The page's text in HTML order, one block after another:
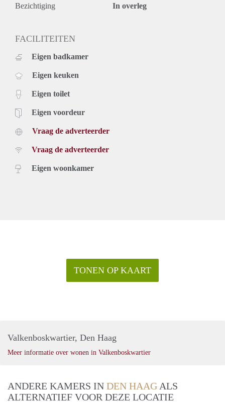
Bezichtiging In overleg
FACILITEITEN
Eigen badkamer
Eigen keuken
Eigen toilet
Eigen voordeur
Vraag de adverteerder
Vraag de adverteerder
Eigen woonkamer
TONEN OP KAART
Valkenboskwartier, Den Haag
Meer informatie over wonen in Valkenboskwartier
ANDERE KAMERS IN DEN HAAG ALS
ALTERNATIEF VOOR DEZE LOCATIE